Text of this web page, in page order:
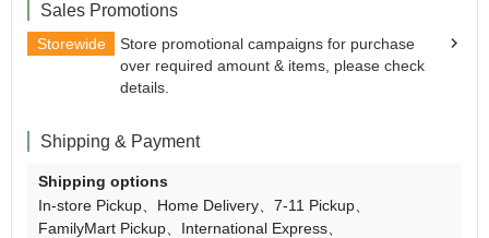
Sales Promotions
Storewide
Store promotional campaigns for purchase
over required amount & items, please check
details.
Shipping & Payment
Shipping options
In-store Pickup
Home Delivery
7-11 Pickup
FamilyMart Pickup
International Express